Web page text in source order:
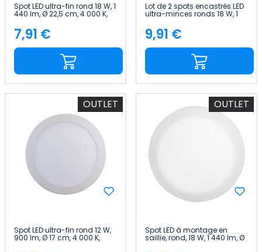
Spot LED ultra-fin rond 18 W, 1
440 lm, Ø 22,5 cm, 4 000 K,
Price
7,91 €
Lot de 2 spots encastrés LED
ultra-minces ronds 18 W, 1
blanc, 40 000 h 7hSevenOn
Price
9,91 €
OUTLET
Spot LED ultra-fin rond 12 W,
900 lm, Ø 17 cm, 4 000 K,
OUTLET
Spot LED à montage en
saillie, rond, 18 W, 1 440 lm, Ø